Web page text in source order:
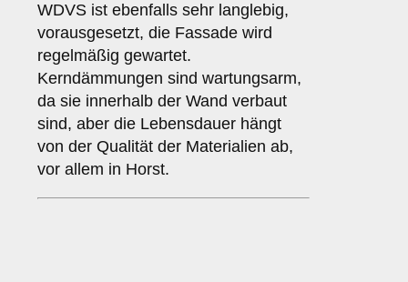
WDVS ist ebenfalls sehr langlebig,
vorausgesetzt, die Fassade wird
regelmäßig gewartet.
Kerndämmungen sind wartungsarm,
da sie innerhalb der Wand verbaut
sind, aber die Lebensdauer hängt
von der Qualität der Materialien ab,
vor allem in Horst.